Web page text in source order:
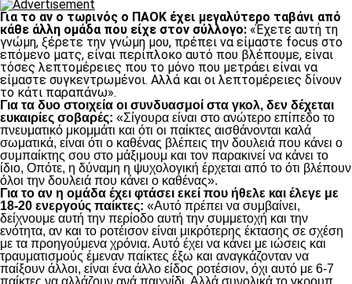
Για το αν ο τωρινός ο ΠΑΟΚ έχει μεγαλύτερο ταβάνι από
κάθε άλλη ομάδα που είχε στον σύλλογο: «Έχετε αυτή τη
γνώμη, ξέρετε την γνώμη μου, πρέπει να είμαστε focus στο
επόμενο ματς, είναι περίπλοκο αυτό που βλέπουμε, είναι
τόσες λεπτομέρειες που το μόνο που μετράει είναι να
είμαστε συγκεντρωμένοι. Αλλά και οι λεπτομέρειες δίνουν
το κάτι παραπάνω».
Για τα δυο στοιχεία οι συνδυασμοί στα γκολ, δεν δέχεται
ευκαιρίες σοβαρές: «Σίγουρα είναι στο ανώτερο επίπεδο το
πνευματικό μκομμάτι και ότι οι παίκτες αισθάνονται καλά
σωματικά, είναι ότι ο καθένας βλέπεις την δουλειά που κάνει ο
συμπαίκτης σου στο μάξιμουμ και τον παρακινεί να κάνει το
ίδιο, Οπότε, η δύναμη η ψυχολογική έρχεται από το ότι βλέπουν
όλοι την δουλειά που κάνει ο καθένας».
Για το αν η ομάδα έχει φτάσει εκεί που ήθελε και έλεγε με
18-20 ενεργούς παίκτες: «Αυτό πρέπει να συμβαίνει,
δείχνουμε αυτή την περίοδο αυτή την συμμετοχή και την
ενότητα, αν και το ροτέισον είναι μικρότερης έκτασης σε σχέση
με τα προηγούμενα χρόνια. Αυτό έχει να κάνει με ιώσεις και
τραυματισμούς έμεναν παίκτες έξω και αναγκάζονταν να
παίξουν άλλοι, είναι ένα άλλο είδος ροτέσιον, όχι αυτό με 6-7
παίκτες να αλλάζουν ανά παιχνίδι. Αλλά συνολικά το γκρουπ